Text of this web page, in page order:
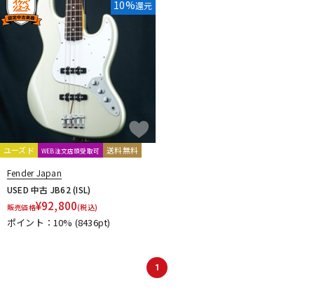
10%還元
ユーズド WEB注文店頭受取可 送料無料
Fender Japan
USED 中古 JB62 (ISL)
販売価格¥92,800(税込)
ポイント：10% (8436pt)
1